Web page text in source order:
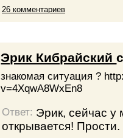
26 комментариев
Эрик Кибрайский
знакомая ситуация ?
v=4XqwA8WxEn8
Ответ: Эрик, сейчас у
открывается! Прости.